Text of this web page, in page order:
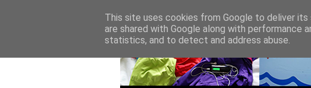
This site uses cookies from Google to deliver
are shared with Google along with performance
statistics, and to detect and address abuse.